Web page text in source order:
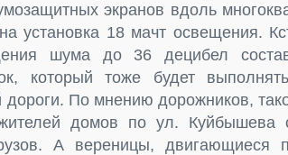
экранов вдоль
установка 18 мачт освещения.
шума до 36 децибел
который тоже будет
По мнению дорожников,
домов по ул. Куйбышева
А вереницы,